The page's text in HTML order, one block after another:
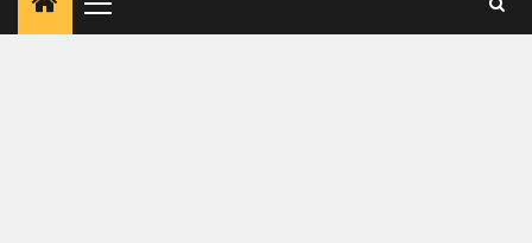
Primary
Menu